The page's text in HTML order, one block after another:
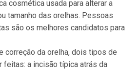
cosmética usada para alterar a
tamanho das orelhas. Pessoas
são os melhores candidatos para
correção da orelha, dois tipos de
feitas: a incisão típica atrás da